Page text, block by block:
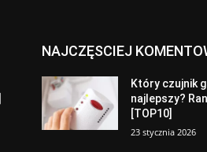
NAJCZĘSCIEJ
Który czujnik
najlepszy?
[TOP10]
23 stycznia 2026